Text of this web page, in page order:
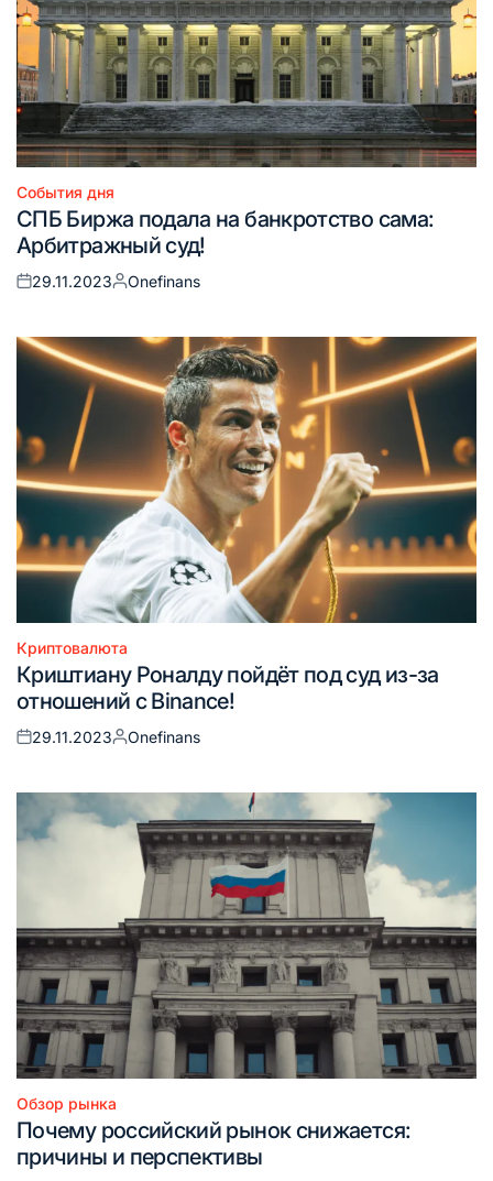
Опубликовано
в
События дня
СПБ Биржа подала на банкротство сама:
Арбитражный суд!
Опубликовано
29.11.2023
Запись
Onefinans
Опубликовано
в
Криптовалюта
Криштиану Роналду пойдёт под суд из-за
отношений с Binance!
Опубликовано
29.11.2023
Запись
Onefinans
Опубликовано
в
Обзор рынка
Почему российский рынок снижается:
причины и перспективы